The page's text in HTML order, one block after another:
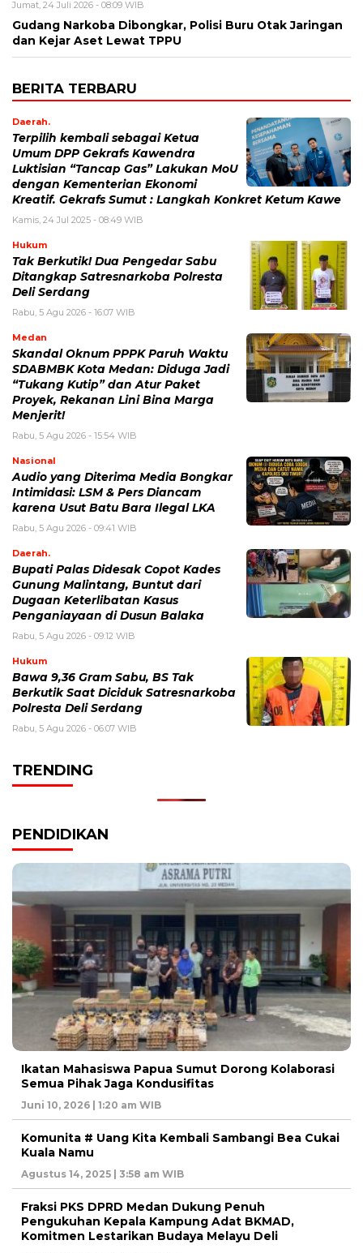
Jumat, 24 Juli 2026 - 08:09 WIB
Gudang Narkoba Dibongkar, Polisi Buru Otak Jaringan
dan Kejar Aset Lewat TPPU
BERITA TERBARU
Daerah.
Terpilih kembali sebagai Ketua
Umum DPP Gekrafs Kawendra
Luktisian “Tancap Gas” Lakukan MoU
dengan Kementerian Ekonomi
Kreatif. Gekrafs Sumut : Langkah Konkret Ketum Kawe
Kamis, 24 Jul 2025 - 08:49 WIB
Hukum
Tak Berkutik! Dua Pengedar Sabu
Ditangkap Satresnarkoba Polresta
Deli Serdang
Rabu, 5 Agu 2026 - 16:07 WIB
Medan
Skandal Oknum PPPK Paruh Waktu
SDABMBK Kota Medan: Diduga Jadi
“Tukang Kutip” dan Atur Paket
Proyek, Rekanan Lini Bina Marga
Menjerit!
Rabu, 5 Agu 2026 - 15:54 WIB
Nasional
Audio yang Diterima Media Bongkar
Intimidasi: LSM & Pers Diancam
karena Usut Batu Bara Ilegal LKA
Rabu, 5 Agu 2026 - 09:41 WIB
Daerah.
Bupati Palas Didesak Copot Kades
Gunung Malintang, Buntut dari
Dugaan Keterlibatan Kasus
Penganiayaan di Dusun Balaka
Rabu, 5 Agu 2026 - 09:12 WIB
Hukum
Bawa 9,36 Gram Sabu, BS Tak
Berkutik Saat Diciduk Satresnarkoba
Polresta Deli Serdang
Rabu, 5 Agu 2026 - 06:07 WIB
TRENDING
PENDIDIKAN
Ikatan Mahasiswa Papua Sumut Dorong Kolaborasi
Semua Pihak Jaga Kondusifitas
Juni 10, 2026 | 1:20 am WIB
Komunita # Uang Kita Kembali Sambangi Bea Cukai
Kuala Namu
Agustus 14, 2025 | 3:58 am WIB
Fraksi PKS DPRD Medan Dukung Penuh
Pengukuhan Kepala Kampung Adat BKMAD,
Komitmen Lestarikan Budaya Melayu Deli